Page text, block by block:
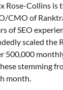
Rose-Collins is
CMO of
of SEO
scaled the
500,000
stemming
month.